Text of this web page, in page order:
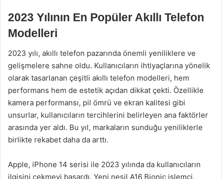
2023 Yılının En Popüler Akıllı Telefon
Modelleri
2023 yılı, akıllı telefon pazarında önemli yeniliklere ve
gelişmelere sahne oldu. Kullanıcıların ihtiyaçlarına yönelik
olarak tasarlanan çeşitli akıllı telefon modelleri, hem
performans hem de estetik açıdan dikkat çekti. Özellikle
kamera performansı, pil ömrü ve ekran kalitesi gibi
unsurlar, kullanıcıların tercihlerini belirleyen ana faktörler
arasında yer aldı. Bu yıl, markaların sunduğu yeniliklerle
birlikte rekabet daha da arttı.
Apple, iPhone 14 serisi ile 2023 yılında da kullanıcıların
ilgisini çekmeyi başardı. Yeni nesil A16 Bionic işlemci,